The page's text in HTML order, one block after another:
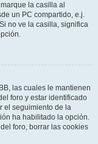
la casilla al
un PC compartido, e.j.
no ve la casilla, significa
las cuales le mantienen
foro y estar identificado
el seguimiento de la
ha habilitado la opción.
foro, borrar las cookies